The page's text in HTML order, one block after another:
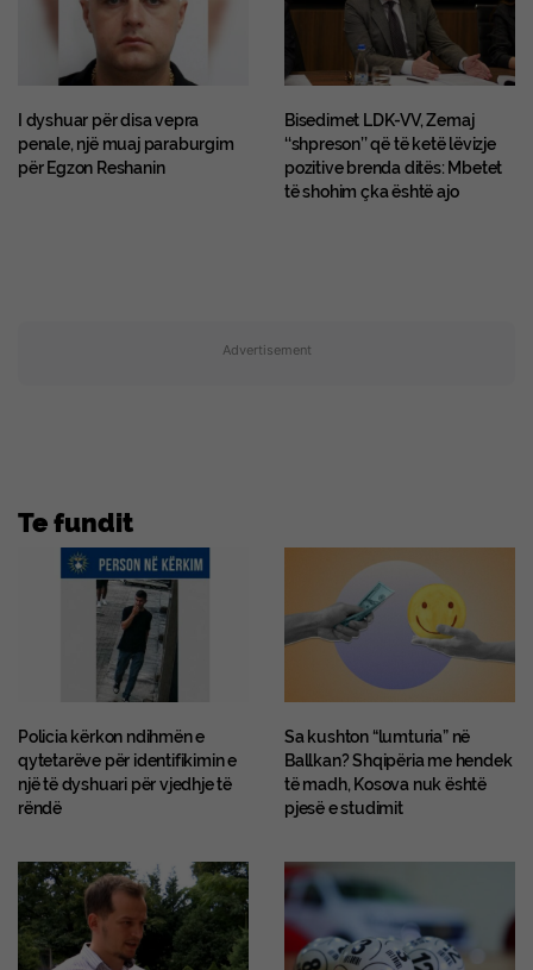
I dyshuar për disa vepra
penale, një muaj paraburgim
për Egzon Reshanin
Bisedimet LDK-VV, Zemaj
‘‘shpreson’’ që të ketë lëvizje
pozitive brenda ditës: Mbetet
të shohim çka është ajo
Advertisement
Te fundit
Policia kërkon ndihmën e
qytetarëve për identifikimin e
një të dyshuari për vjedhje të
rëndë
Sa kushton “lumturia” në
Ballkan? Shqipëria me hendek
të madh, Kosova nuk është
pjesë e studimit